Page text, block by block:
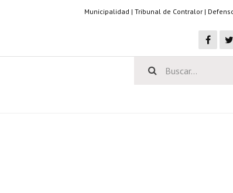
Municipalidad | Tribunal de Contralor |